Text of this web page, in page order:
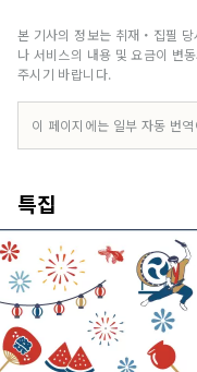
지고 있어
있는 식문
본 기사의 정보는 취재・집필
나 서비스의 내용 및 요금이 변
주시기 바랍니다.
이 페이지에는 일부 자동 번
특집